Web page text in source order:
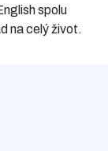
spolu
na celý život.